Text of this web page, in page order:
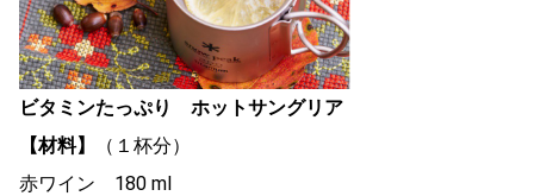
ビタミンたっぷり ホットサングリア
【材料】
（１杯分）
赤ワイン 180 ml